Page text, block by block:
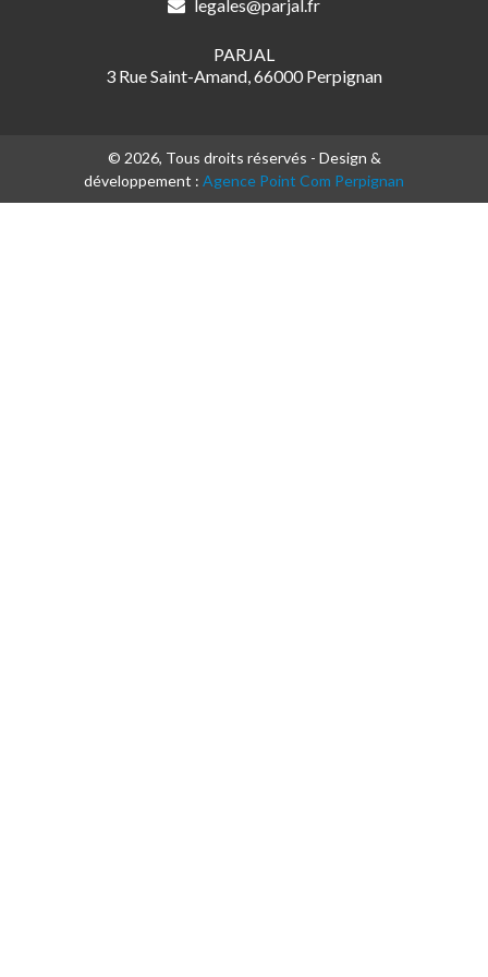
legales@parjal.fr
PARJAL
3 Rue Saint-Amand, 66000 Perpignan
© 2026, Tous droits réservés - Design &
développement : Agence Point Com Perpignan